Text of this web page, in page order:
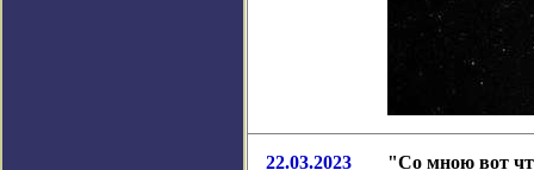
22.03.2023
"Со мною вот